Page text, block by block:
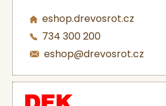
eshop.drevosrot.cz
734 300 200
eshop@drevosrot.cz